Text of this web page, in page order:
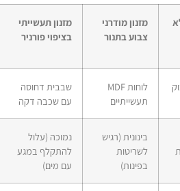
מזנון מודרני
צבוע בתנור
מזנון תעשייתי
בציפוי פורניר
לוחות MDF
תעשייתיים
שבבית דחוסה
עם שכבה דקה
בינונית (רגיש
לשריטות
בפינות)
נמוכה (עלול
להתקלף במגע
עם מים)